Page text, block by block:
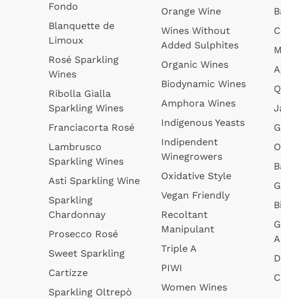
Fondo
Blanquette de
Limoux
Rosé Sparkling
Wines
Ribolla Gialla
Sparkling Wines
Franciacorta Rosé
Lambrusco
Sparkling Wines
Asti Sparkling Wine
Sparkling
Chardonnay
Prosecco Rosé
Sweet Sparkling
Cartizze
Sparkling Oltrepò
Orange Wine
Wines Without
Added Sulphites
Organic Wines
Biodynamic Wines
Amphora Wines
Indigenous Yeasts
Indipendent
Winegrowers
Oxidative Style
Vegan Friendly
Recoltant
Manipulant
Triple A
PIWI
Women Wines